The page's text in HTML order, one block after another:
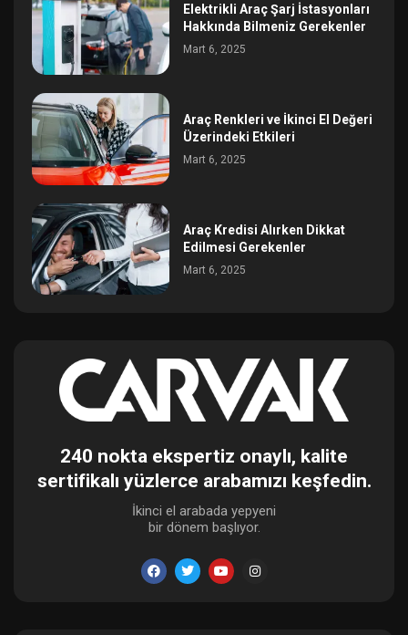
Elektrikli Araç Şarj İstasyonları
Hakkında Bilmeniz Gerekenler
Mart 6, 2025
Araç Renkleri ve İkinci El Değeri
Üzerindeki Etkileri
Mart 6, 2025
Araç Kredisi Alırken Dikkat
Edilmesi Gerekenler
Mart 6, 2025
240 nokta ekspertiz onaylı, kalite
sertifikalı yüzlerce arabamızı keşfedin.
İkinci el arabada yepyeni
bir dönem başlıyor.